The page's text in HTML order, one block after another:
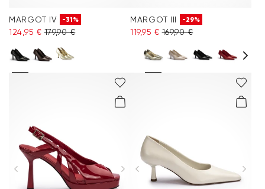
MARGOT IV -31%
124,95 € 179,90 €
MARGOT III -29%
119,95 € 169,90 €